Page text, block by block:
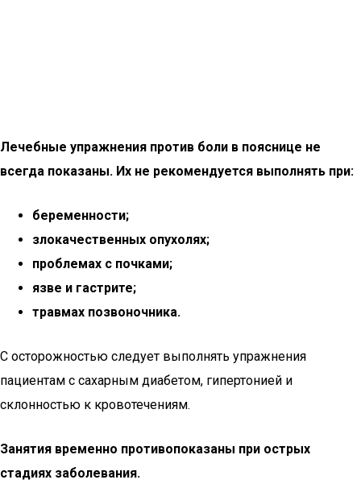
Лечебные упражнения против боли в пояснице не
всегда показаны. Их не рекомендуется выполнять при:
беременности;
злокачественных опухолях;
проблемах с почками;
язве и гастрите;
травмах позвоночника.
С осторожностью следует выполнять упражнения
пациентам с сахарным диабетом, гипертонией и
склонностью к кровотечениям.
Занятия временно противопоказаны при острых
стадиях заболевания.